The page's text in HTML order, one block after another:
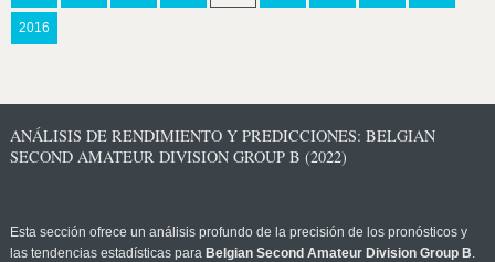
2016
ANÁLISIS DE RENDIMIENTO Y PREDICCIONES: BELGIAN
SECOND AMATEUR DIVISION GROUP B (2022)
Esta sección ofrece un análisis profundo de la precisión de los pronósticos y
las tendencias estadísticas para Belgian Second Amateur Division Group B.